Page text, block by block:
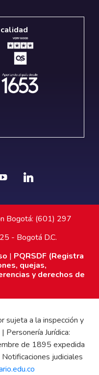
Bogotá: (601) 297
- Bogotá D.C.
| PQRSDF (Registra
quejas,
y derechos de
sujeta a la inspección y
Personería Jurídica:
de 1895 expedida
judiciales